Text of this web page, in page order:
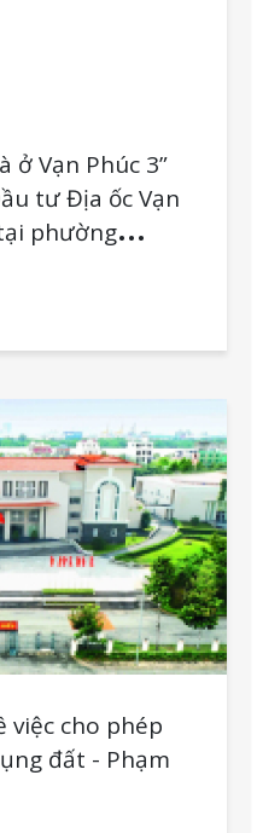
ở Vạn Phúc 3”
tư Địa ốc Vạn
phường
Chí Minh.
việc cho phép
đất - Phạm